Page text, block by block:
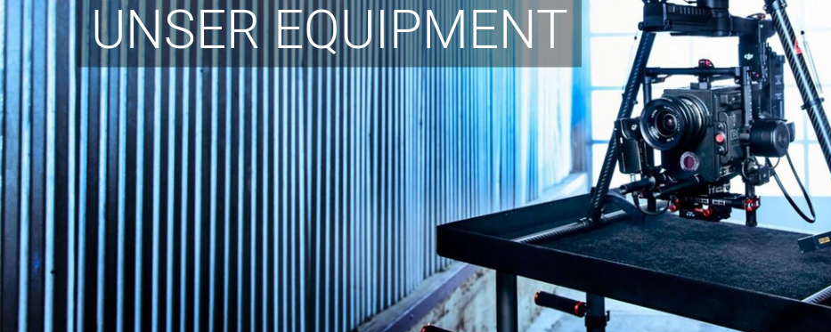
UNSER EQUIPMENT